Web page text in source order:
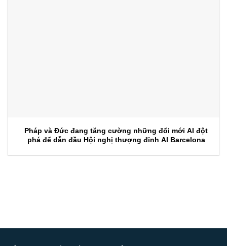
Pháp và Đức đang tăng cường những đổi mới AI đột
phá để dẫn đầu Hội nghị thượng đỉnh AI Barcelona